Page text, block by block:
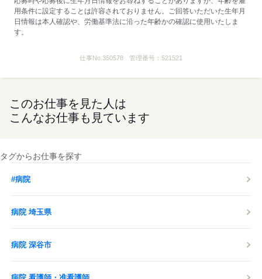
用条件に設定することは許容されておりません。ご回答いただいた生年月
日情報は本人確認や、労働基準法に沿った年齢かの確認に使用いたしま
す。
仕事No.350578 管理番号： 521521
このお仕事を見た人は
こんなお仕事も見ています
タグからお仕事を探す
#病院
病院 埼玉県
病院 深谷市